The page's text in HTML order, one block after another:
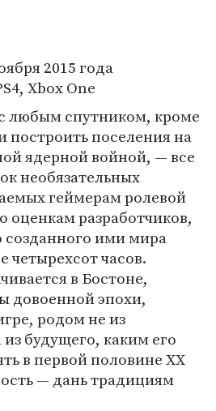
2015 года
Xbox One
любым спутником, кроме
построить поселения на
ядерной войной, — все
необязательных
геймерам ролевой
оценкам разработчиков,
созданного ими мира
четырехсот часов.
в Бостоне,
довоенной эпохи,
родом не из
будущего, каким его
в первой половине XX
— дань традициям